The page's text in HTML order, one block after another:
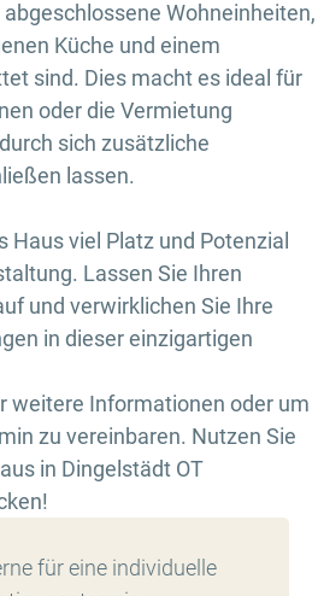
Wohneinheiten,
Küche und einem
sind. Dies macht es ideal für
oder die Vermietung
sich zusätzliche
lassen.
Haus viel Platz und Potenzial
Lassen Sie Ihren
und verwirklichen Sie Ihre
in dieser einzigartigen
weitere Informationen oder um
zu vereinbaren. Nutzen Sie
in Dingelstädt OT
für eine individuelle